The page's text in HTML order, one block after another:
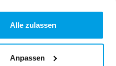
Alle zulassen
Anpassen